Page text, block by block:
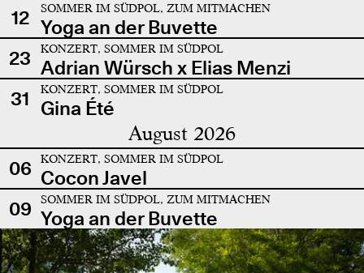
12 SOMMER IM SÜDPOL, ZUM MITMACHEN
Yoga an der Buvette
23
KONZERT, SOMMER IM SÜDPOL
Adrian Würsch x Elias Menzi
31
KONZERT, SOMMER IM SÜDPOL
Gina Été
August 2026
06 KONZERT, SOMMER IM SÜDPOL
Cocon Javel
09
SOMMER IM SÜDPOL, ZUM MITMACHEN
Yoga an der Buvette